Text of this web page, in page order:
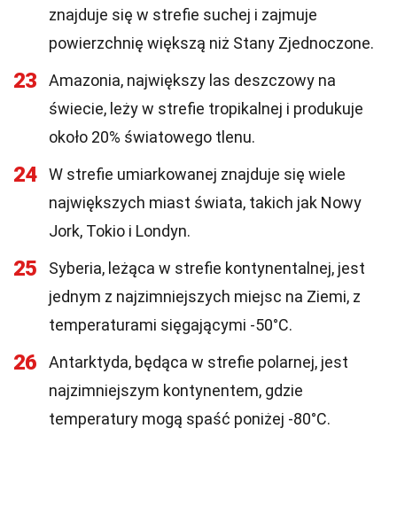
znajduje się w strefie suchej i zajmuje
powierzchnię większą niż Stany Zjednoczone.
23
Amazonia, największy las deszczowy na
świecie, leży w strefie tropikalnej i produkuje
około 20% światowego tlenu.
24
W strefie umiarkowanej znajduje się wiele
największych miast świata, takich jak Nowy
Jork, Tokio i Londyn.
25
Syberia, leżąca w strefie kontynentalnej, jest
jednym z najzimniejszych miejsc na Ziemi, z
temperaturami sięgającymi -50°C.
26
Antarktyda, będąca w strefie polarnej, jest
najzimniejszym kontynentem, gdzie
temperatury mogą spaść poniżej -80°C.